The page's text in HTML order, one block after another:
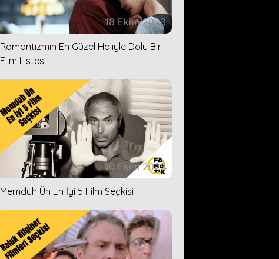
18 Ekim 2023
Romantizmin En Güzel Haliyle Dolu Bir
Film Listesi
10 Ekim 2023
Memduh Ün En İyi 5 Film Seçkisi